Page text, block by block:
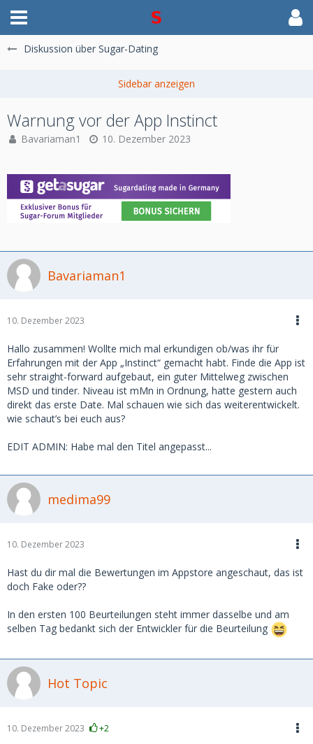
Diskussion über Sugar-Dating
Warnung vor der App Instinct
Bavariaman1 10. Dezember 2023
Bavariaman1
10. Dezember 2023
Hallo zusammen! Wollte mich mal erkundigen ob/was ihr für
Erfahrungen mit der App „Instinct“ gemacht habt. Finde die App ist
sehr straight-forward aufgebaut, ein guter Mittelweg zwischen
MSD und tinder. Niveau ist mMn in Ordnung, hatte gestern auch
direkt das erste Date. Mal schauen wie sich das weiterentwickelt.
wie schaut’s bei euch aus?
EDIT ADMIN: Habe mal den Titel angepasst...
medima99
10. Dezember 2023
Hast du dir mal die Bewertungen im Appstore angeschaut, das ist
doch Fake oder??
In den ersten 100 Beurteilungen steht immer dasselbe und am
selben Tag bedankt sich der Entwickler für die Beurteilung
Hot Topic
10. Dezember 2023 +2